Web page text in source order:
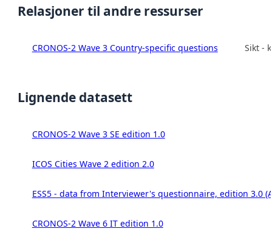
Relasjoner til andre ressurser
CRONOS-2 Wave 3 Country-specific questions Sikt -
Lignende datasett
CRONOS-2 Wave 3 SE edition 1.0
ICOS Cities Wave 2 edition 2.0
ESS5 - data from Interviewer's questionnaire, edition 3.0
CRONOS-2 Wave 6 IT edition 1.0